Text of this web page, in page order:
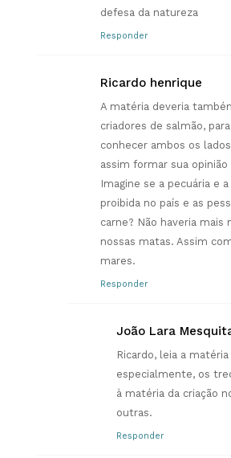
defesa da natureza
Responder
Ricardo henrique
A matéria deveria
criadores de salmão,
conhecer ambos os
assim formar sua
Imagine se a pecuária e
proibida no país e as
carne? Não haveria
nossas matas. Assim
mares.
Responder
João Lara
Ricardo, leia a
especialmente, os
à matéria da criação
outras.
Responder